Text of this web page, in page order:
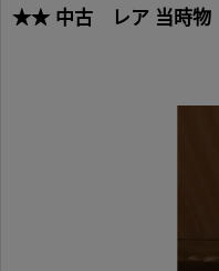
★★ 中古 レア 当時物